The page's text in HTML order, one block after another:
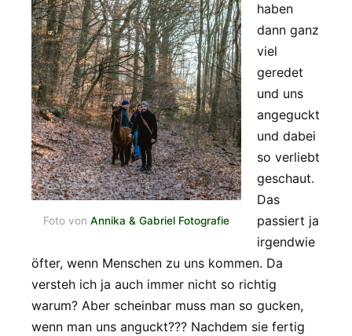
Foto von Annika & Gabriel Fotografie
haben
dann ganz
viel
geredet
und uns
angeguckt
und dabei
so verliebt
geschaut.
Das
passiert ja
irgendwie
öfter, wenn Menschen zu uns kommen. Da
versteh ich ja auch immer nicht so richtig
warum? Aber scheinbar muss man so gucken,
wenn man uns anguckt??? Nachdem sie fertig